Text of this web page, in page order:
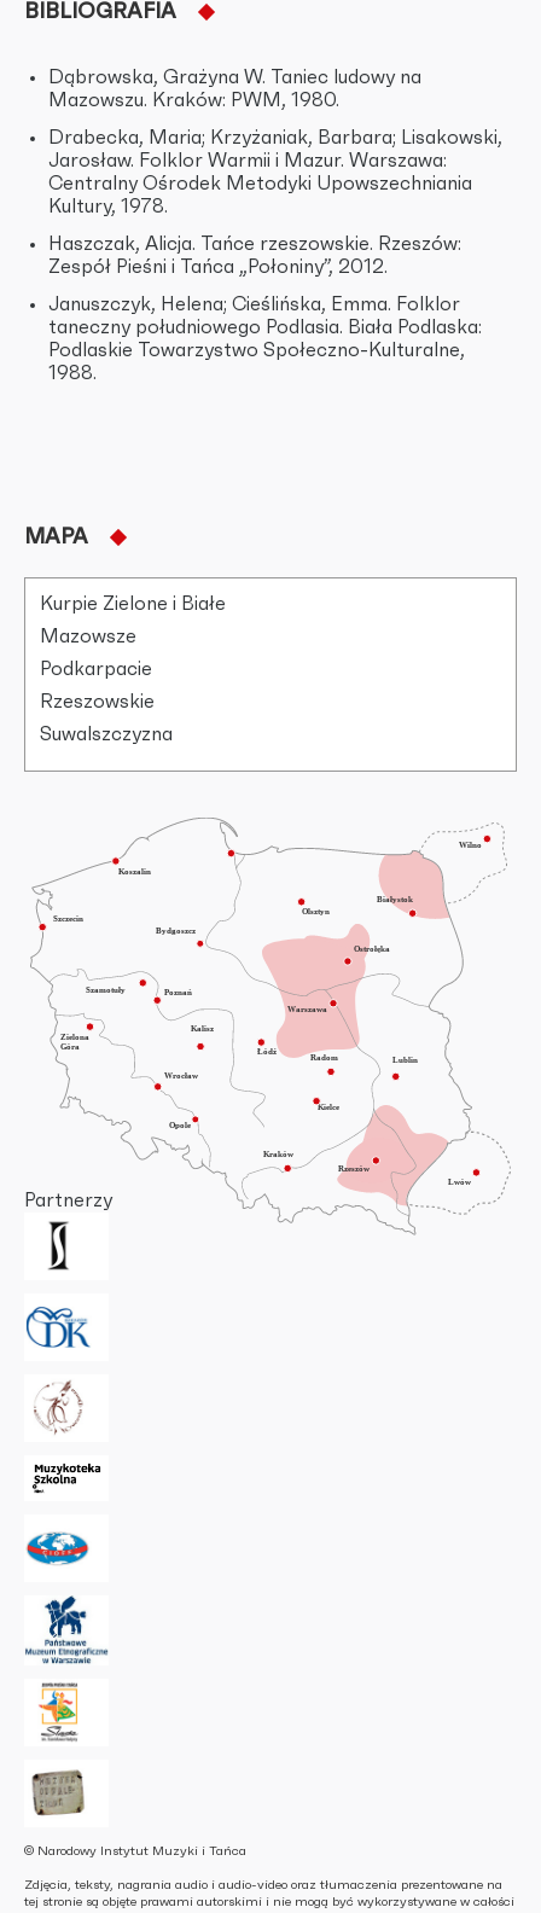
BIBLIOGRAFIA
Dąbrowska, Grażyna W. Taniec ludowy na
Mazowszu. Kraków: PWM, 1980.
Drabecka, Maria; Krzyżaniak, Barbara; Lisakowski,
Jarosław. Folklor Warmii i Mazur. Warszawa:
Centralny Ośrodek Metodyki Upowszechniania
Kultury, 1978.
Haszczak, Alicja. Tańce rzeszowskie. Rzeszów:
Zespół Pieśni i Tańca „Połoniny”, 2012.
Januszczyk, Helena; Cieślińska, Emma. Folklor
taneczny południowego Podlasia. Biała Podlaska:
Podlaskie Towarzystwo Społeczno-Kulturalne,
1988.
MAPA
Kurpie Zielone i Białe
Mazowsze
Podkarpacie
Rzeszowskie
Suwalszczyzna
Partnerzy
© Narodowy Instytut Muzyki i Tańca
Zdjęcia, teksty, nagrania audio i audio-video oraz tłumaczenia prezentowane na
tej stronie są objęte prawami autorskimi i nie mogą być wykorzystywane w całości